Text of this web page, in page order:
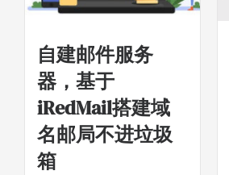
自建邮件服务
器，基于
iRedMail搭建域
名邮局不进垃圾
箱